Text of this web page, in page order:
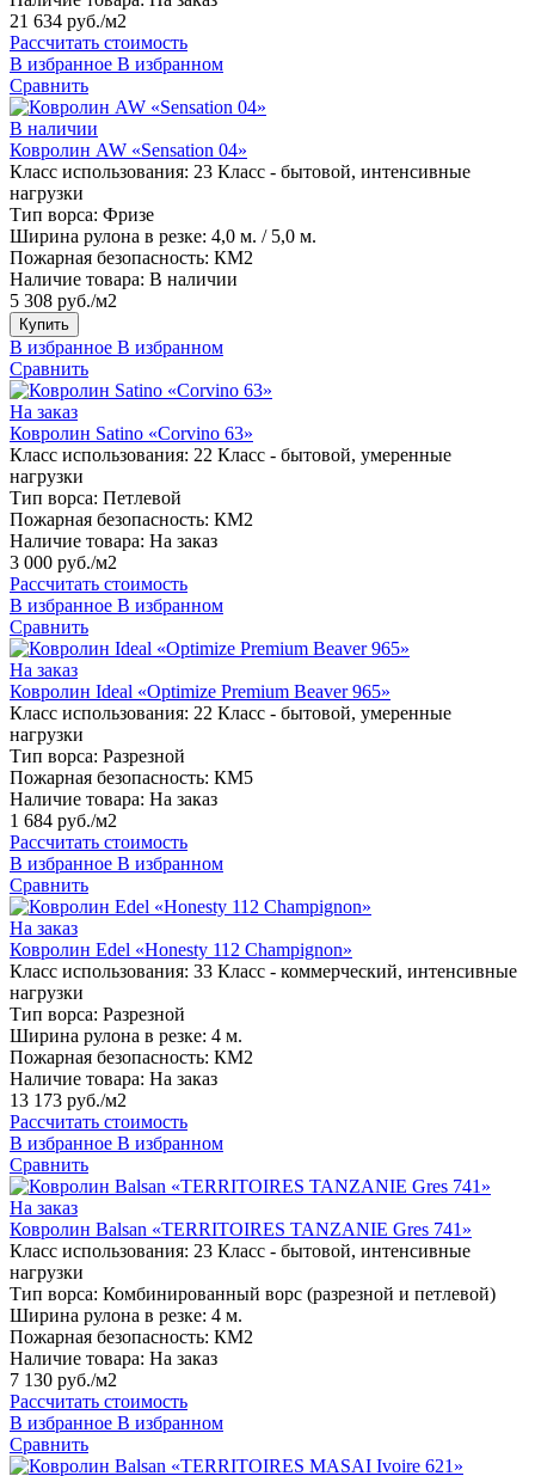
21 634 руб./м2
Рассчитать стоимость
В избранное В избранном
Сравнить
В наличии
Ковролин AW «Sensation 04»
Класс использования: 23 Класс - бытовой, интенсивные
нагрузки
Тип ворса: Фризе
Ширина рулона в резке: 4,0 м. / 5,0 м.
Пожарная безопасность: КМ2
Наличие товара: В наличии
5 308 руб./м2
Купить
В избранное В избранном
Сравнить
На заказ
Ковролин Satino «Corvino 63»
Класс использования: 22 Класс - бытовой, умеренные
нагрузки
Тип ворса: Петлевой
Пожарная безопасность: КМ2
Наличие товара: На заказ
3 000 руб./м2
Рассчитать стоимость
В избранное В избранном
Сравнить
На заказ
Ковролин Ideal «Optimize Premium Beaver 965»
Класс использования: 22 Класс - бытовой, умеренные
нагрузки
Тип ворса: Разрезной
Пожарная безопасность: КМ5
Наличие товара: На заказ
1 684 руб./м2
Рассчитать стоимость
В избранное В избранном
Сравнить
На заказ
Ковролин Edel «Honesty 112 Champignon»
Класс использования: 33 Класс - коммерческий, интенсивные
нагрузки
Тип ворса: Разрезной
Ширина рулона в резке: 4 м.
Пожарная безопасность: КМ2
Наличие товара: На заказ
13 173 руб./м2
Рассчитать стоимость
В избранное В избранном
Сравнить
На заказ
Ковролин Balsan «TERRITOIRES TANZANIE Gres 741»
Класс использования: 23 Класс - бытовой, интенсивные
нагрузки
Тип ворса: Комбинированный ворс (разрезной и петлевой)
Ширина рулона в резке: 4 м.
Пожарная безопасность: КМ2
Наличие товара: На заказ
7 130 руб./м2
Рассчитать стоимость
В избранное В избранном
Сравнить